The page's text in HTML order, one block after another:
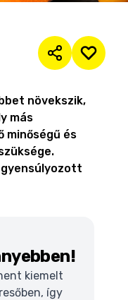
növekszik,
más
minőségű és
kiemelt
így